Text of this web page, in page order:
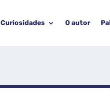
Curiosidades O autor